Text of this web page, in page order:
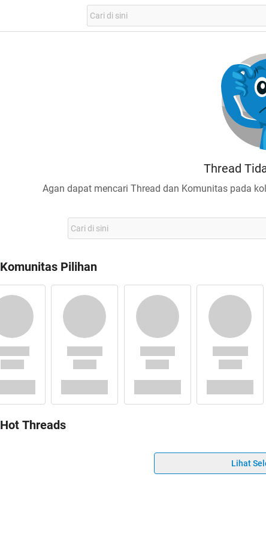
Thread
Agan dapat mencari Thread dan Komunitas pada
Komunitas Pilihan
Hot Threads
Lihat